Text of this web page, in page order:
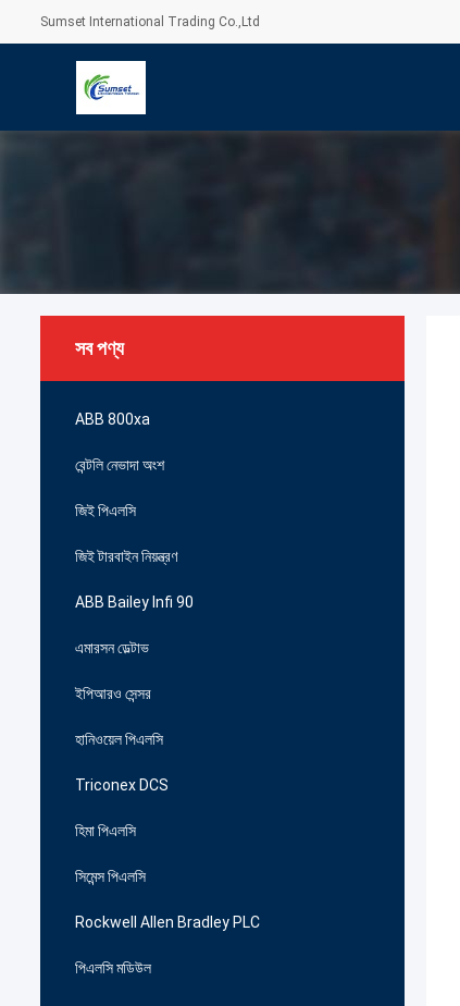
Sumset International Trading Co.,Ltd
সব পণ্য
ABB 800xa
বেন্টলি নেভাদা অংশ
জিই পিএলসি
জিই টারবাইন নিয়ন্ত্রণ
ABB Bailey Infi 90
এমারসন ডেল্টাভ
ইপিআরও সেন্সর
হানিওয়েল পিএলসি
Triconex DCS
হিমা পিএলসি
সিমেন্স পিএলসি
Rockwell Allen Bradley PLC
পিএলসি মডিউল